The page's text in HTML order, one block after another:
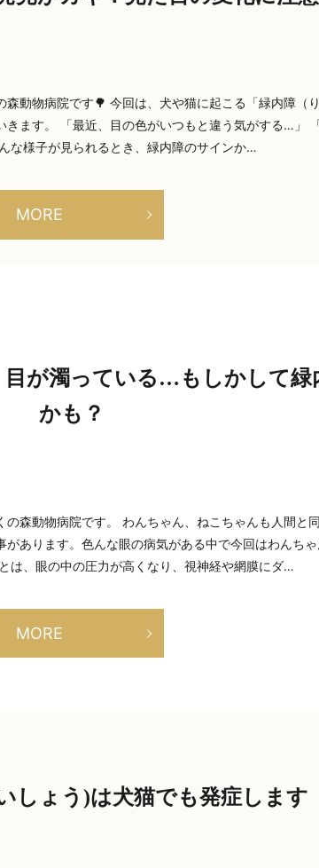
動物病院です🌳 今回は、犬や猫に起こる「緑内障（
きます。 「最近、目の色がいつもと違う気がする…」
な様子が見られるとき、緑内障のサインか…
MORE
目が濁っている…もしかして緑
かも？
森動物病院です。 わんちゃん、ねこちゃんも人間と
あります。色んな眼の病気がある中で今回はわんち
は、眼の中の圧力が高くなり、視神経や網膜にダ…
MORE
しょう)は犬猫でも発症します